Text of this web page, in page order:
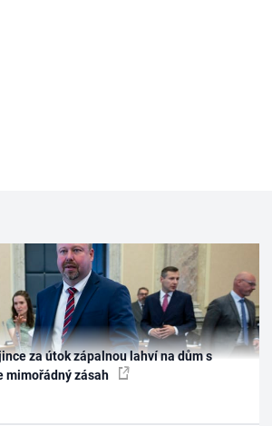
za útok zápalnou lahví na dům s
mimořádný zásah